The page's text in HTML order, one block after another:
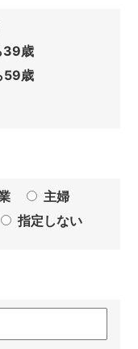
39歳
59歳
主婦
指定しない